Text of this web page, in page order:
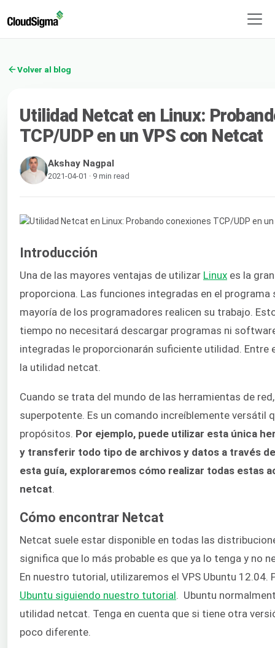
Volver al blog
Utilidad Netcat en Linux:
TCP/UDP en un VPS con Netcat
Akshay Nagpal
2021-04-01 · 9 min read
Introducción
Una de las mayores ventajas de utilizar Linux es la
proporciona. Las funciones integradas en el programa
mayoría de los programadores realicen su trabajo.
tiempo no necesitará descargar programas ni
integradas le proporcionarán suficiente utilidad.
la utilidad netcat.
Cuando se trata del mundo de las herramientas de
superpotente. Es un comando increíblemente versátil
propósitos. Por ejemplo, puede utilizar esta única
y transferir todo tipo de archivos y datos a través
esta guía, exploraremos cómo realizar todas estas
netcat.
Cómo encontrar Netcat
Netcat suele estar disponible en todas las
significa que lo más probable es que ya lo tenga y no
En nuestro tutorial, utilizaremos el VPS Ubuntu 12.04.
Ubuntu siguiendo nuestro tutorial . Ubuntu
utilidad netcat. Tenga en cuenta que si tiene otra
poco diferente.